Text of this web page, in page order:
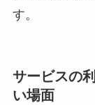
す。
サービスの
い場面